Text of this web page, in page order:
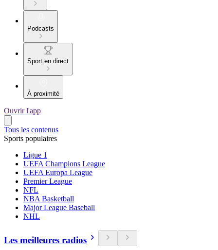
Podcasts
Sport en direct
À proximité
Ouvrir l'app
Tous les contenus
Sports populaires
Ligue 1
UEFA Champions League
UEFA Europa League
Premier League
NFL
NBA Basketball
Major League Baseball
NHL
Les meilleures radios